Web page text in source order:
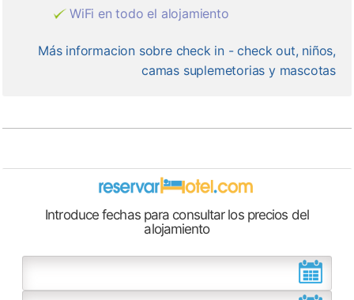
WiFi en todo el alojamiento
Más informacion sobre check in - check out, niños,
camas suplemetorias y mascotas
Introduce fechas para consultar los precios del
alojamiento